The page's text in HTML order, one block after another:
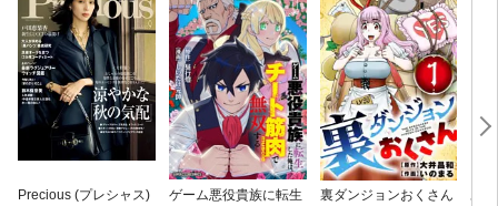
Precious (プレシャス)
ゲーム悪役貴族に転生
裏ダンジョンおくさん
あ